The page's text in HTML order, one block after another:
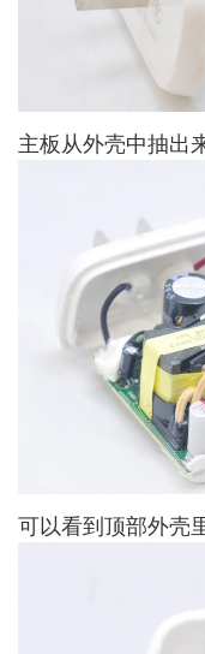
主板从外壳中抽出
可以看到顶部外壳